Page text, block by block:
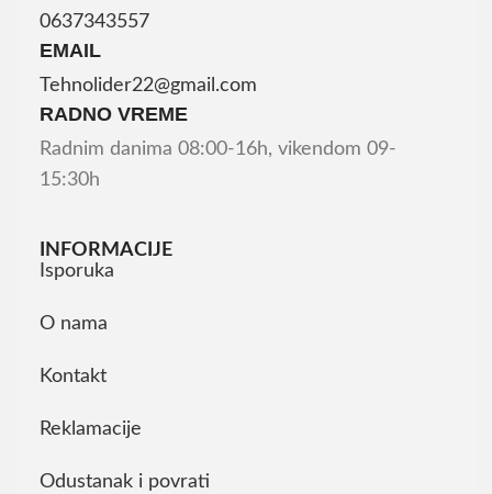
0637343557
EMAIL
Tehnolider22@gmail.com
RADNO VREME
Radnim danima 08:00-16h, vikendom 09-
15:30h
INFORMACIJE
Isporuka
O nama
Kontakt
Reklamacije
Odustanak i povrati